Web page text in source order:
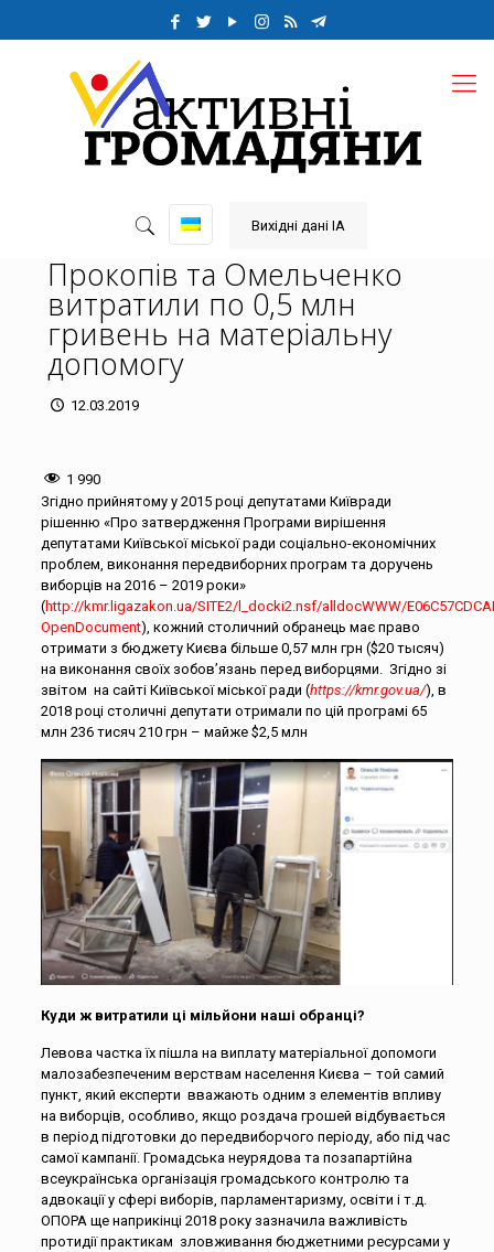
Вихідні дані ІА
Прокопів та Омельченко
витратили по 0,5 млн
гривень на матеріальну
допомогу
12.03.2019
1 990
Згідно прийнятому у 2015 році депутатами Київради
рішенню «Про затвердження Програми вирішення
депутатами Київської міської ради соціально-економічних
проблем, виконання передвиборних програм та доручень
виборців на 2016 – 2019 роки»
(http://kmr.ligazakon.ua/SITE2/l_docki2.nsf/alldocWWW/
OpenDocument), кожний столичний обранець має право
отримати з бюджету Києва більше 0,57 млн грн ($20 тысяч)
на виконання своїх зобов’язань перед виборцями. Згідно зі
звітом на сайті Київської міської ради (https://kmr.gov.ua/), в
2018 році столичні депутати отримали по цій програмі 65
млн 236 тисяч 210 грн – майже $2,5 млн
Куди ж витратили ці мільйони наші обранці?
Левова частка їх пішла на виплату матеріальної допомоги
малозабезпеченим верствам населення Києва – той самий
пункт, який експерти вважають одним з елементів впливу
на виборців, особливо, якщо роздача грошей відбувається
в період підготовки до передвиборчого періоду, або під час
самої кампанії. Громадська неурядова та позапартійна
всеукраїнська організація громадського контролю та
адвокації у сфері виборів, парламентаризму, освіти і т.д.
ОПОРА ще наприкінці 2018 року зазначила важливість
протидії практикам зловживання бюджетними ресурсами у